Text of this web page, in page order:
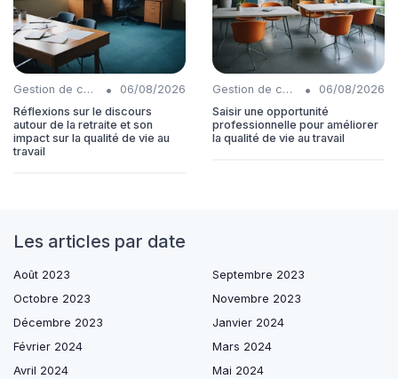
Gestion de carrière •
06/08/2026
Réflexions sur le discours
autour de la retraite et son
impact sur la qualité de vie au
travail
Gestion de carrière •
06/08/2026
Saisir une opportunité
professionnelle pour améliorer
la qualité de vie au travail
Les articles par date
Août 2023
Septembre 2023
Octobre 2023
Novembre 2023
Décembre 2023
Janvier 2024
Février 2024
Mars 2024
Avril 2024
Mai 2024